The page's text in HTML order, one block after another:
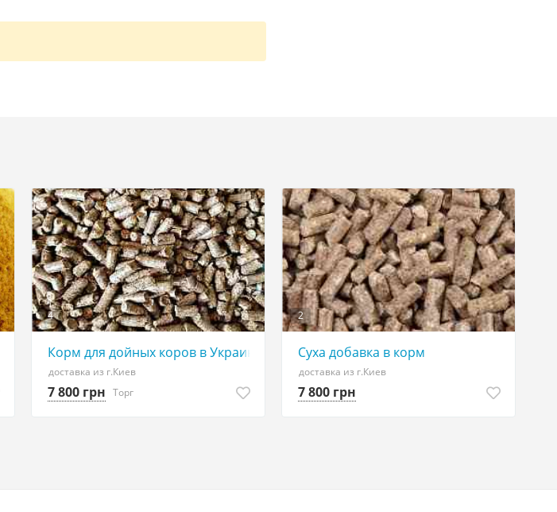
4
Корм для дойных коров в Украине
доставка из г.Киев
7 800 грн Торг
2
Суха добавка в корм
доставка из г.Киев
7 800 грн